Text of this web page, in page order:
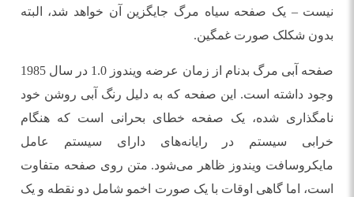
نیست – یک صفحه سیاه مرگ جایگزین آن خواهد شد، البته
بدون شکلک صورت غمگین.
صفحه آبی مرگ بدنام از زمان عرضه ویندوز 1.0 در سال 1985
وجود داشته است. این صفحه که به دلیل رنگ آبی روشن خود
نامگذاری شده، یک صفحه خطای بحرانی است که هنگام
خرابی سیستم در رایانه‌های دارای سیستم عامل
مایکروسافت ویندوز ظاهر می‌شود. متن روی صفحه متفاوت
است، اما گاهی اوقات با یک صورت اخمو شامل دو نقطه و یک